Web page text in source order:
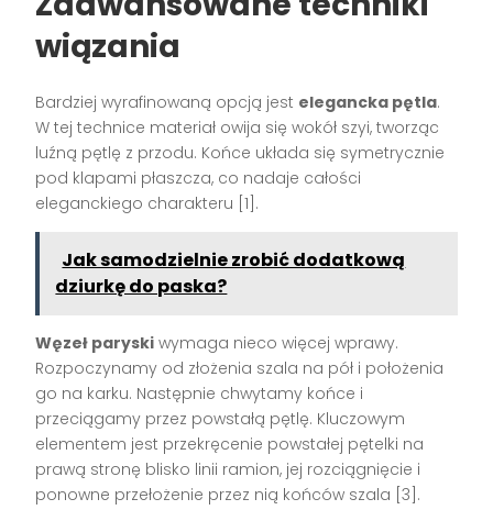
wiązania
Bardziej wyrafinowaną opcją jest elegancka pętla.
W tej technice materiał owija się wokół szyi, tworząc
luźną pętlę z przodu. Końce układa się symetrycznie
pod klapami płaszcza, co nadaje całości
eleganckiego charakteru [1].
Jak samodzielnie zrobić dodatkową
dziurkę do paska?
Węzeł paryski wymaga nieco więcej wprawy.
Rozpoczynamy od złożenia szala na pół i położenia
go na karku. Następnie chwytamy końce i
przeciągamy przez powstałą pętlę. Kluczowym
elementem jest przekręcenie powstałej pętelki na
prawą stronę blisko linii ramion, jej rozciągnięcie i
ponowne przełożenie przez nią końców szala [3].